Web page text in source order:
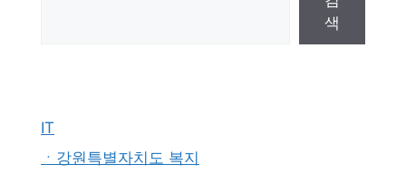
색
IT
ㆍ강원특별자치도 복지